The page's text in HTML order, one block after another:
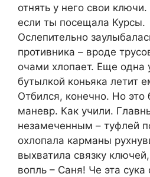
отнять у него свои
если ты посещала Курсы.
Ослепительно
противника – вроде
очами хлопает. Еще одна
бутылкой коньяка летит
Отбился, конечно. Но
маневр. Как учили.
незамеченным – туфлей
охлопала карманы
выхватила связку
вопль – Саня! Че эта сука